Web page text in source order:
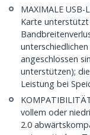
MAXIMALE USB-
Karte unterstützt
angeschlossen
unterstützen);
Leistung bei
vollem oder
2.0